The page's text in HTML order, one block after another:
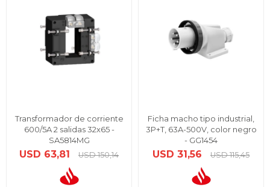
Transformador de corriente
600/5A 2 salidas 32x65 -
SA5814MG
USD 63,81 USD 150,14
Ficha macho tipo industrial,
3P+T, 63A-500V, color negro
- GG1454
USD 31,56 USD 115,45